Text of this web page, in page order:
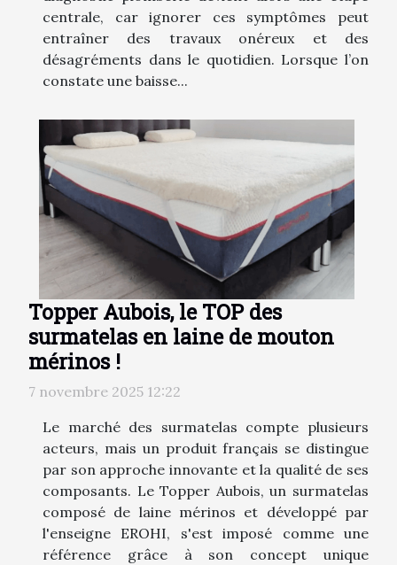
centrale, car ignorer ces symptômes peut
entraîner des travaux onéreux et des
désagréments dans le quotidien. Lorsque l’on
constate une baisse...
Topper Aubois, le TOP des
surmatelas en laine de mouton
mérinos !
7 novembre 2025 12:22
Le marché des surmatelas compte plusieurs
acteurs, mais un produit français se distingue
par son approche innovante et la qualité de ses
composants. Le Topper Aubois, un surmatelas
composé de laine mérinos et développé par
l'enseigne EROHI, s'est imposé comme une
référence grâce à son concept unique